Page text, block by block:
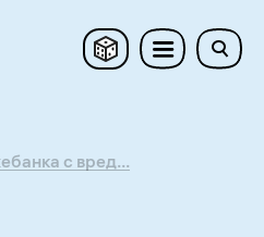
с вред...